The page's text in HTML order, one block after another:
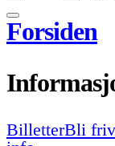
Forsiden
BilletterBli